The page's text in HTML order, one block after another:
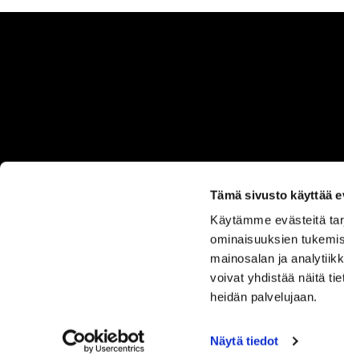
Tämä sivusto käyttää
Käytämme evästeitä
ominaisuuksien
mainosalan ja
voivat yhdistää näitä
heidän palvelujaan.
Näytä tiedot
050 555
0330
SISUSTUS ILO TUOTEVALIKOIMA OMA TILI